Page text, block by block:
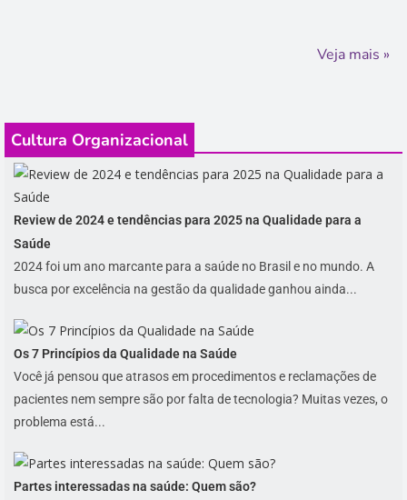
Veja mais »
Cultura Organizacional
Review de 2024 e tendências para 2025 na Qualidade para a
Saúde
2024 foi um ano marcante para a saúde no Brasil e no mundo. A
busca por excelência na gestão da qualidade ganhou ainda...
Os 7 Princípios da Qualidade na Saúde
Você já pensou que atrasos em procedimentos e reclamações de
pacientes nem sempre são por falta de tecnologia? Muitas vezes, o
problema está...
Partes interessadas na saúde: Quem são?